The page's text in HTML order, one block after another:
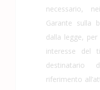
necessario,
Garante sulla
dalla legge,
interesse del
riferimento